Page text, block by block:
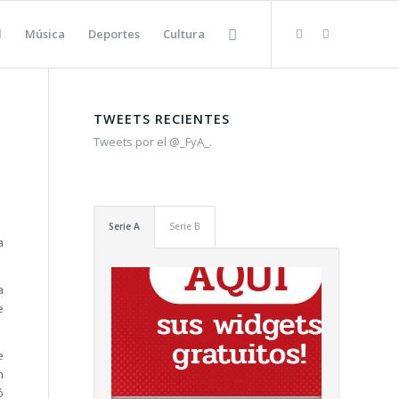
Música Deportes Cultura
TWEETS RECIENTES
Tweets por el @_FyA_.
Serie A Serie B